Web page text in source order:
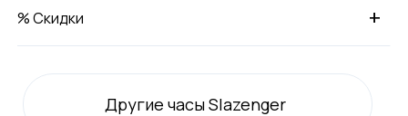
+
% Скидки
Другие часы Slazenger